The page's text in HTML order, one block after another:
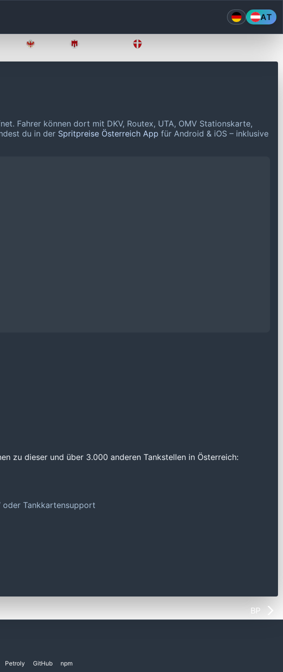
AT
Fahrer können dort mit DKV, Routex, UTA, OMV Stationskarte,
du in der Spritpreise Österreich App für Android & iOS – inklusive
zu dieser und über 3.000 anderen Tankstellen in Österreich:
oder Tankkartensupport
BP
Petroly GitHub npm